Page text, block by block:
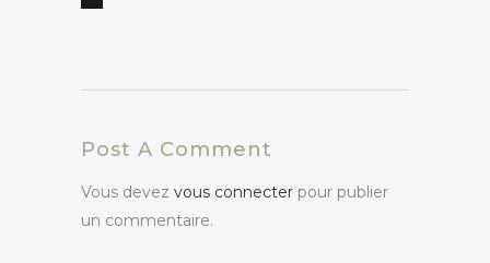
Post A Comment
Vous devez vous connecter pour publier
un commentaire.